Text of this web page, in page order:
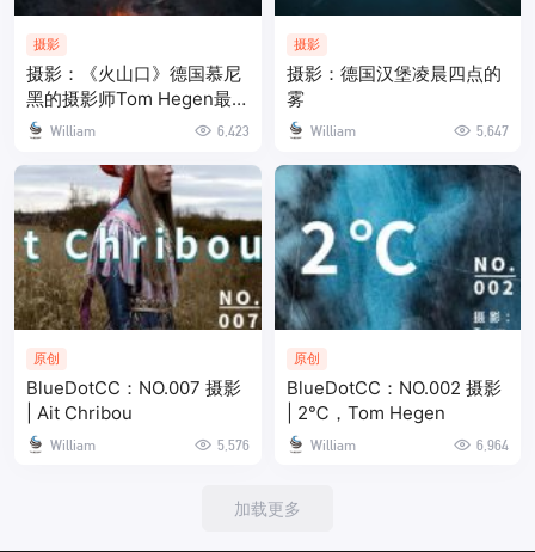
摄影
摄影：《火山口》德国慕尼
黑的摄影师Tom Hegen最
新作品
William 6,423
摄影
摄影：德国汉堡凌晨四点的
雾
William 5,647
原创
BlueDotCC：NO.007 摄影
| Ait Chribou
William 5,576
原创
BlueDotCC：NO.002 摄影
| 2℃，Tom Hegen
William 6,964
加载更多